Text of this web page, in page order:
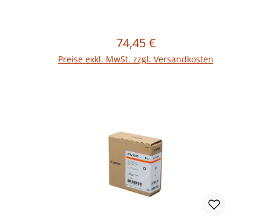
Regulärer Preis:
74,45 €
Preise exkl. MwSt. zzgl. Versandkosten
In den Warenkorb